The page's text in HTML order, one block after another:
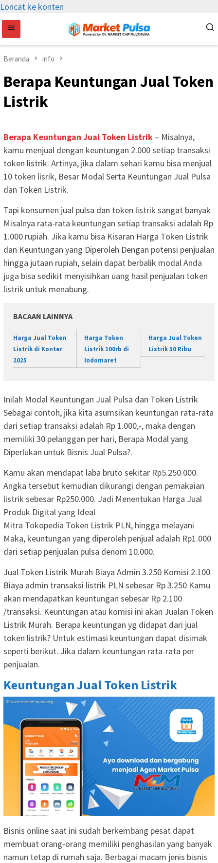
Loncat ke konten
Beranda info
Berapa Keuntungan Jual Token
Listrik
Berapa Keuntungan Jual Token Listrik – Misalnya,
kamu menjual dengan keuntungan 2.000 setiap transaksi
token listrik. Artinya, jika dalam sehari kamu bisa menjual
10 token lisrik, Besar Modal Serta Keuntungan Jual Pulsa
dan Token Listrik.
Tapi konsumen jual pulsa dan token listrik sangat banyak
Misalnya rata-rata keuntungan setiap transaksi adalah Rp
1.000 rupiah. Jika kamu bisa Kisaran Harga Token Listrik
dan Keuntungan yang Diperoleh Dengan potensi penjualan
hingga jutaan rupiah, selain dapat berbalik modal Anda
juga bisa sedikit menyisihkan uang hasil penjualan token
listrik untuk menabung.
BACAAN LAINNYA
Harga Jual Token
Listrik di Konter
2025
Harga Token
Listrik 100rb di
Indomaret
Harga Jual Token
Listrik 50 Ribu
Inilah Modal Keuntungan Jual Pulsa dan Token Listrik
Sebagai contoh, jika kita asumsikan keuntungan rata-rata
dari setiap transaksi adalah Rp 1.000,-, maka dengan
memiliki 30 pelanggan per hari, Berapa Modal yang
Diperlukan untuk Bisnis Jual Pulsa?.
Kamu akan mendapat laba bruto sekitar Rp5.250.000.
Angka tersebut kemudian dikurangi dengan pemakaian
listrik sebesar Rp250.000. Jadi Menentukan Harga Jual
Produk Digital yang Ideal
Mitra Tokopedia Token Listrik PLN, hingga melayani
Maka, keuntungan yang diperoleh penjual adalah Rp1.000
dari setiap penjualan pulsa denom 10.000.
Jual Token Listrik Murah Biaya Admin 3.250 Komisi 2.100
Biaya admin transaksi listrik PLN sebesar Rp 3.250 Kamu
akan mendapatkan keuntungan sebesar Rp 2.100
/transaksi. Keuntungan atau komisi ini akan Jualan Token
Listrik Murah. Berapa keuntungan yg didapat dari jual
token listrik? Untuk estimasi keuntungan dapat disimak
seperti berikut. Jika dalam keuntungan rata-rata per
penjualan.
Keuntungan Jual Token Listrik
Bisnis online saat ini sudah berkembang pesat dapat
membuat orang-orang memiliki penghasilan yang banyak
namun tetap di rumah saja. Berbagai macam jenis bisnis